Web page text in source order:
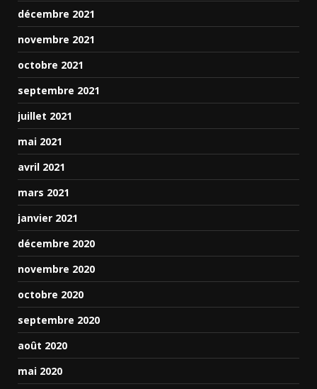
décembre 2021
novembre 2021
octobre 2021
septembre 2021
juillet 2021
mai 2021
avril 2021
mars 2021
janvier 2021
décembre 2020
novembre 2020
octobre 2020
septembre 2020
août 2020
mai 2020